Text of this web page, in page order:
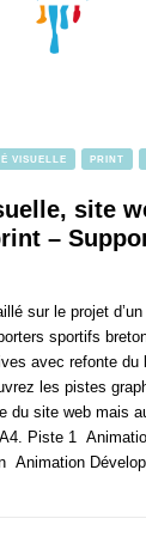
VISUELLE PRINT
site
–
sur le projet
sportifs
avec refonte du
les pistes
du site web mais
A4. Piste 1
Animation